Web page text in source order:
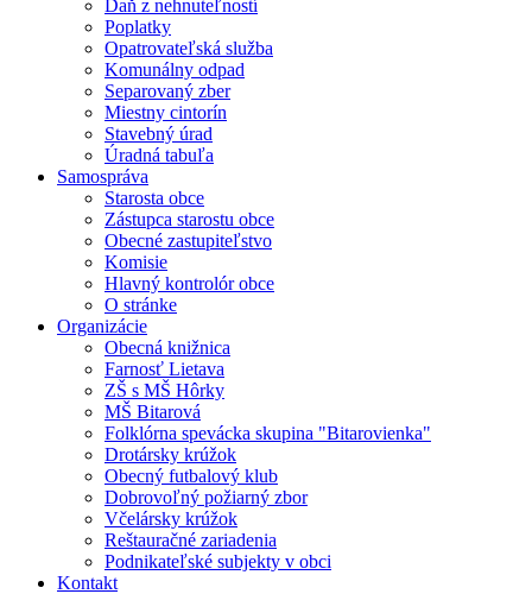
Daň z nehnuteľností
Poplatky
Opatrovateľská služba
Komunálny odpad
Separovaný zber
Miestny cintorín
Stavebný úrad
Úradná tabuľa
Samospráva
Starosta obce
Zástupca starostu obce
Obecné zastupiteľstvo
Komisie
Hlavný kontrolór obce
O stránke
Organizácie
Obecná knižnica
Farnosť Lietava
ZŠ s MŠ Hôrky
MŠ Bitarová
Folklórna spevácka skupina "Bitarovienka"
Drotársky krúžok
Obecný futbalový klub
Dobrovoľný požiarný zbor
Včelársky krúžok
Reštauračné zariadenia
Podnikateľské subjekty v obci
Kontakt